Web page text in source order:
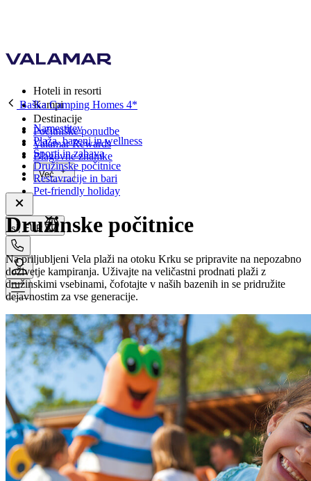
Hoteli in resorti
Kampi
Destinacije
Počitniške ponudbe
Valamar Rewards
Blagovne znamke
Več
si, EUR
Baška Camping Homes 4*
Namestitev
Plaža, bazeni in wellness
Športi in zabava
Družinske počitnice
Restavracije in bari
Pet-friendly holiday
Družinske počitnice
Na priljubljeni Vela plaži na otoku Krku se pripravite na nepozabno
doživetje kampiranja. Uživajte na veličastni prodnati plaži z
družinskimi vsebinami, čofotajte v naših bazenih in se pridružite
dejavnostim za vse generacije.